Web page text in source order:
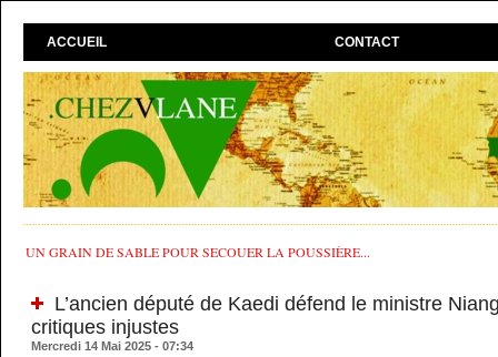
ACCUEIL CONTACT
UN GRAIN DE SABLE POUR SECOUER LA POUSSIÈRE...
L’ancien député de Kaedi défend le ministre
critiques injustes
Mercredi 14 Mai 2025 - 07:34